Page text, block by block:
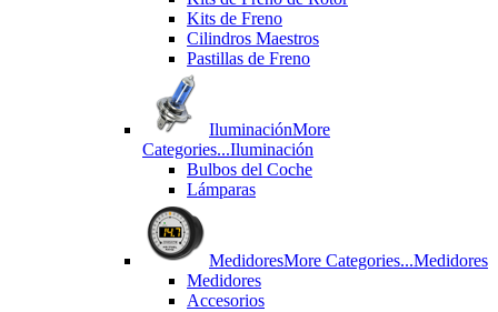
Kits de Freno
Cilindros Maestros
Pastillas de Freno
IluminaciónMore
Categories...Iluminación
Bulbos del Coche
Lámparas
MedidoresMore Categories...Medidores
Medidores
Accesorios